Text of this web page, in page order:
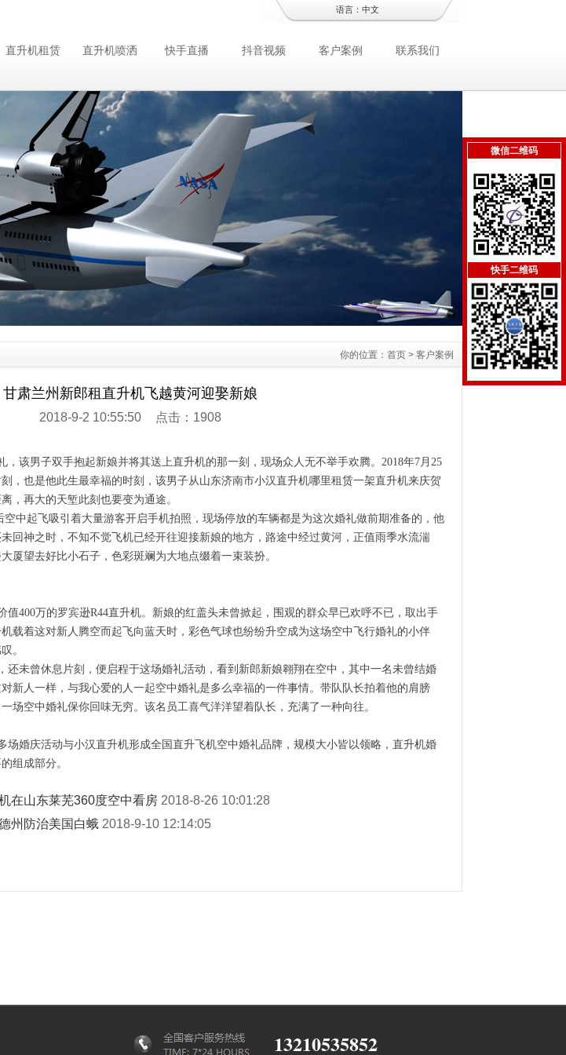
语言： 中文
直升机租赁 直升机喷洒 快手直播 抖音视频 客户案例 联系我们
你的位置： 首页 > 客户案例
甘肃兰州新郎租直升机飞越黄河迎娶新娘
2018-9-2 10:55:50 点击：1908
该男子双手抱起新娘并将其送上直升机的那一刻，现场众人无不举手欢腾。 2018年7月25
，也是他此生最幸福的时刻，该男子从山东济南市小汉直升机哪里租赁一架直升机来庆贺
，再大的天堑此刻也要变为通途。
中起飞吸引着大量游客开启手机拍照，现场停放的车辆都是为这次婚礼做前期准备的，他
回神之时，不知不觉飞机已经开往迎接新娘的地方，路途中经过黄河，正值雨季水流湍
厦望去好比小石子，色彩斑斓为大地点缀着一束装扮。
值400万的罗宾逊R44直升机。新娘的红盖头未曾掀起，围观的群众早已欢呼不已，取出手
载着这对新人腾空而起飞向蓝天时，彩色气球也纷纷升空成为这场空中飞行婚礼的小伴
。
还未曾休息片刻，便启程于这场婚礼活动，看到新郎新娘翱翔在空中，其中一名未曾结婚
新人一样，与我心爱的人一起空中婚礼是多么幸福的一件事情。带队队长拍着他的肩膀
场空中婚礼保你回味无穷。该名员工喜气洋洋望着队长，充满了一种向往。
场婚庆活动与小汉直升机形成全国直升飞机空中婚礼品牌，规模大小皆以领略，直升机婚
组成部分。
在山东莱芜360度空中看房 2018-8-26 10:01:28
州防治美国白蛾 2018-9-10 12:14:05
13210535852
微信二维码
快手二维码